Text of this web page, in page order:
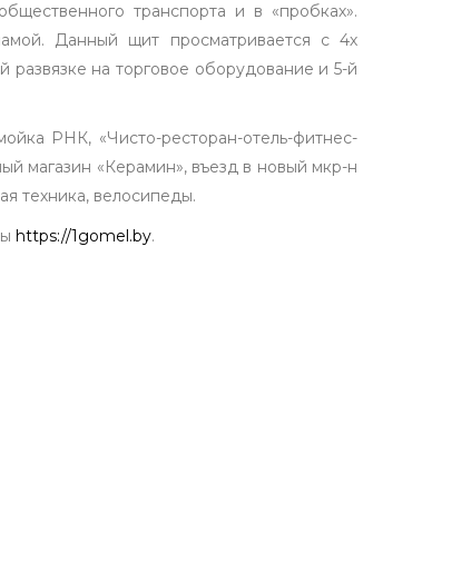
транспорта и в «пробках».
Данный щит просматривается с 4х
на торговое оборудование и 5-й
РНК, «Чисто-ресторан-отель-фитнес-
магазин «Керамин», въезд в новый мкр-н
техника, велосипеды.
https://1gomel.by.